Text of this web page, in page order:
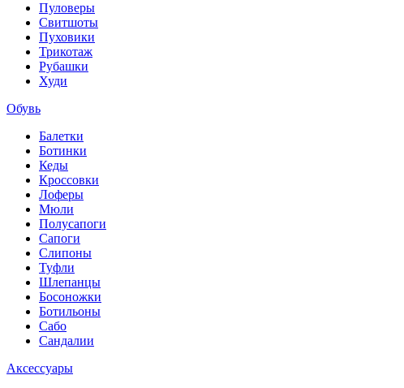
Пуловеры
Свитшоты
Пуховики
Трикотаж
Рубашки
Худи
Обувь
Балетки
Ботинки
Кеды
Кроссовки
Лоферы
Мюли
Полусапоги
Сапоги
Слипоны
Туфли
Шлепанцы
Босоножки
Ботильоны
Сабо
Сандалии
Аксессуары